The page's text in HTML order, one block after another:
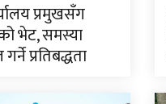
प्रमुखसँग
भेट, समस्या
प्रतिबद्धता